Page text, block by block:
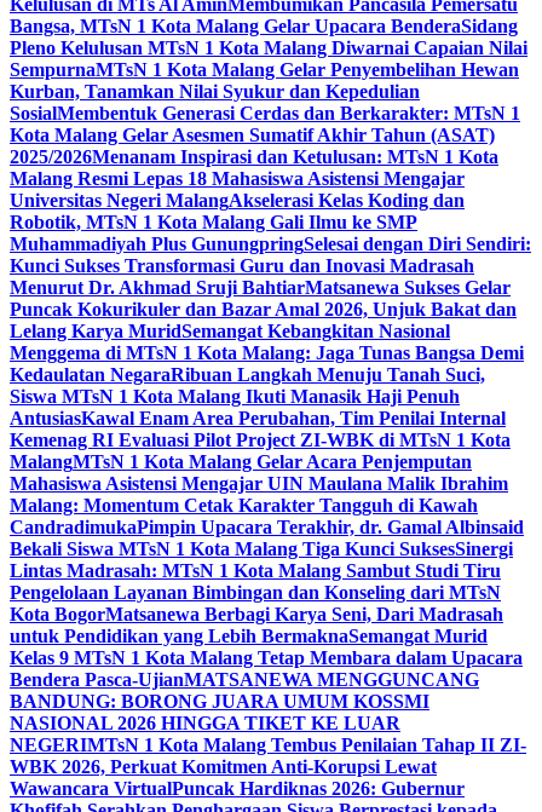
Kelulusan di MTs Al Amin Membumikan Pancasila Pemersatu
Bangsa, MTsN 1 Kota Malang Gelar Upacara BenderaSidang
Pleno Kelulusan MTsN 1 Kota Malang Diwarnai Capaian Nilai
SempurnaMTsN 1 Kota Malang Gelar Penyembelihan Hewan
Kurban, Tanamkan Nilai Syukur dan Kepedulian
SosialMembentuk Generasi Cerdas dan Berkarakter: MTsN 1
Kota Malang Gelar Asesmen Sumatif Akhir Tahun (ASAT)
2025/2026Menanam Inspirasi dan Ketulusan: MTsN 1 Kota
Malang Resmi Lepas 18 Mahasiswa Asistensi Mengajar
Universitas Negeri MalangAkselerasi Kelas Koding dan
Robotik, MTsN 1 Kota Malang Gali Ilmu ke SMP
Muhammadiyah Plus GunungpringSelesai dengan Diri Sendiri:
Kunci Sukses Transformasi Guru dan Inovasi Madrasah
Menurut Dr. Akhmad Sruji BahtiarMatsanewa Sukses Gelar
Puncak Kokurikuler dan Bazar Amal 2026, Unjuk Bakat dan
Lelang Karya MuridSemangat Kebangkitan Nasional
Menggema di MTsN 1 Kota Malang: Jaga Tunas Bangsa Demi
Kedaulatan NegaraRibuan Langkah Menuju Tanah Suci,
Siswa MTsN 1 Kota Malang Ikuti Manasik Haji Penuh
AntusiasKawal Enam Area Perubahan, Tim Penilai Internal
Kemenag RI Evaluasi Pilot Project ZI-WBK di MTsN 1 Kota
MalangMTsN 1 Kota Malang Gelar Acara Penjemputan
Mahasiswa Asistensi Mengajar UIN Maulana Malik Ibrahim
Malang: Momentum Cetak Karakter Tangguh di Kawah
CandradimukaPimpin Upacara Terakhir, dr. Gamal Albinsaid
Bekali Siswa MTsN 1 Kota Malang Tiga Kunci SuksesSinergi
Lintas Madrasah: MTsN 1 Kota Malang Sambut Studi Tiru
Pengelolaan Layanan Bimbingan dan Konseling dari MTsN
Kota BogorMatsanewa Berbagi Karya Seni, Dari Madrasah
untuk Pendidikan yang Lebih BermaknaSemangat Murid
Kelas 9 MTsN 1 Kota Malang Tetap Membara dalam Upacara
Bendera Pasca-UjianMATSANEWA MENGGUNCANG
BANDUNG: BORONG JUARA UMUM KOSSMI
NASIONAL 2026 HINGGA TIKET KE LUAR
NEGERIMTsN 1 Kota Malang Tembus Penilaian Tahap II ZI-
WBK 2026, Perkuat Komitmen Anti-Korupsi Lewat
Wawancara VirtualPuncak Hardiknas 2026: Gubernur